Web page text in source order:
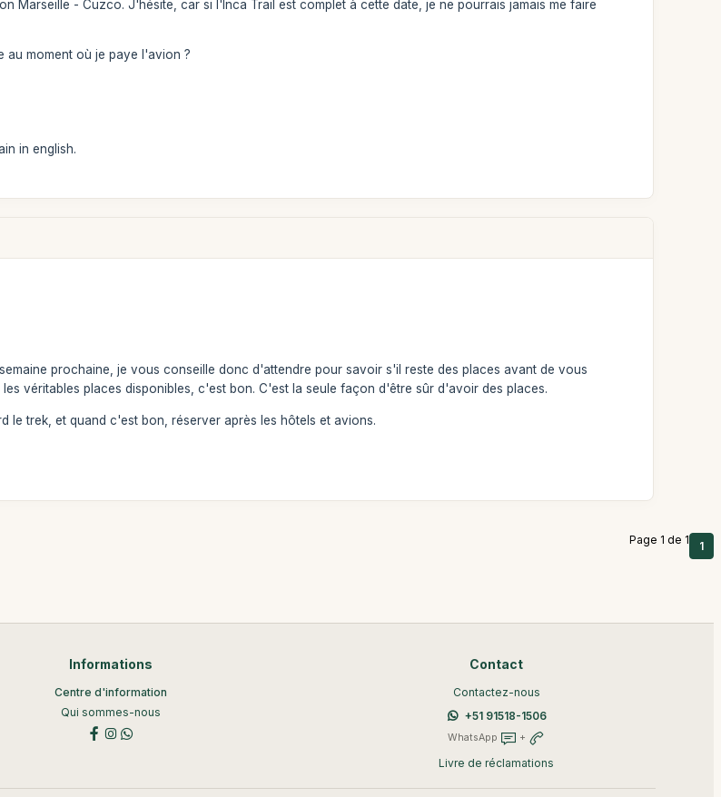
Marseille - Cuzco. J'hésite, car si l'Inca Trail est complet à cette date, je ne pourrais jamais me faire
au moment où je paye l'avion ?
in english.
prochaine, je vous conseille donc d'attendre pour savoir s'il reste des places avant de vous
véritables places disponibles, c'est bon. C'est la seule façon d'être sûr d'avoir des places.
le trek, et quand c'est bon, réserver après les hôtels et avions.
Page 1 de 1 1
Informations
Centre d'information
Qui sommes-nous
Contact
Contactez-nous
+51 91518-1506
WhatsApp +
Livre de réclamations